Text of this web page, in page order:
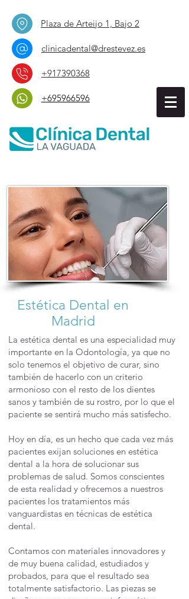
Plaza de Arteijo 1, Bajo 2
clinicadental@drestevez.es
+917390368
+695966596
Estética Dental en
Madrid
La estética dental es una especialidad muy
importante en la Odontología, ya que no
solo tenemos el objetivo de curar, sino
también de hacerlo con un criterio
armonioso con el resto de los dientes
sanos y también de su rostro, por lo que el
paciente se sentirá mucho más satisfecho.​
Hoy en día, es un hecho que cada vez más
pacientes exijan soluciones en estética
dental a la hora de solucionar sus
problemas de salud. Somos conscientes
de esta realidad y ofrecemos a nuestros
pacientes los tratamientos más
vanguardistas en técnicas de estética
dental.
Contamos con materiales innovadores y
de muy buena calidad, estudiados y
probados, para que el resultado sea
totalmente satisfactorio. Las piezas se